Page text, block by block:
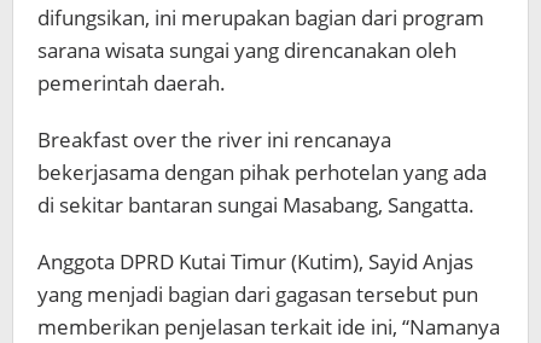
difungsikan, ini merupakan bagian dari program
sarana wisata sungai yang direncanakan oleh
pemerintah daerah.
Breakfast over the river ini rencanaya
bekerjasama dengan pihak perhotelan yang ada
di sekitar bantaran sungai Masabang, Sangatta.
Anggota DPRD Kutai Timur (Kutim), Sayid Anjas
yang menjadi bagian dari gagasan tersebut pun
memberikan penjelasan terkait ide ini, “Namanya